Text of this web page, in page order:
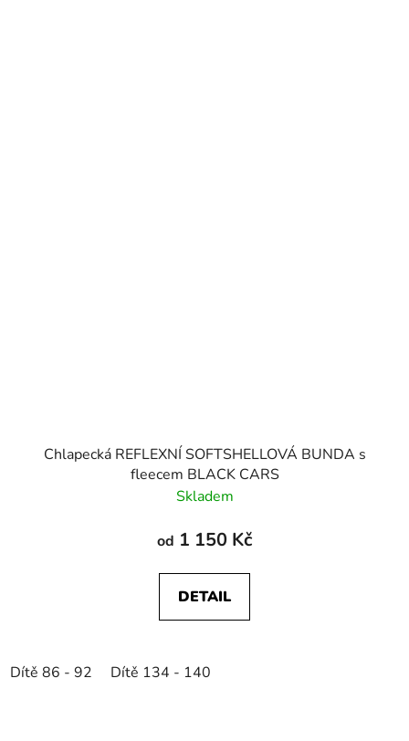
Chlapecká REFLEXNÍ SOFTSHELLOVÁ BUNDA s
fleecem BLACK CARS
Skladem
od 1 150 Kč
DETAIL
Dítě 86 - 92 Dítě 134 - 140